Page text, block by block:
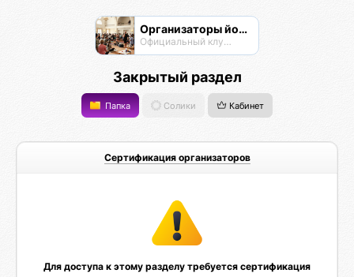
Организаторы йога-мероприятий
Официальный клуб Омисты
Закрытый раздел
Папка Солики Кабинет
Сертификация организаторов
Для доступа к этому разделу требуется сертификация